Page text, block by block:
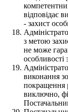
відповідає
- захист
з метою
не може
особливості
виконання
покращення
виключно,